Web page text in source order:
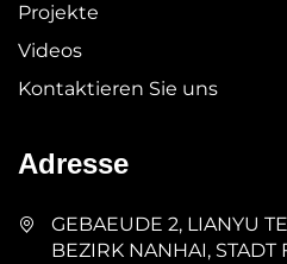
Projekte
Videos
Kontaktieren Sie uns
Adresse
GEBAEUDE 2, LIANYU
BEZIRK NANHAI, STADT